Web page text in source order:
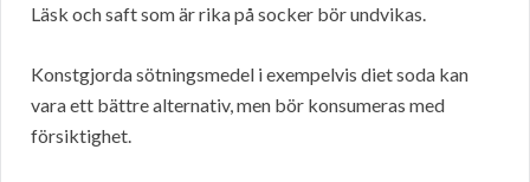
Läsk och saft som är rika på socker bör undvikas.
Konstgjorda sötningsmedel i exempelvis diet soda kan
vara ett bättre alternativ, men bör konsumeras med
försiktighet.